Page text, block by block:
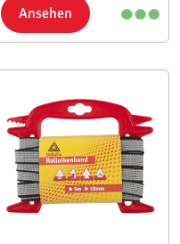
Ansehen